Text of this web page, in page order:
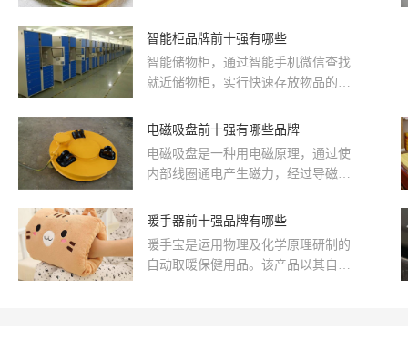
菜、海鲜及蛋等，味道以北方的咸香
智能柜品牌前十强有哪些
智能储物柜，通过智能手机微信查找
就近储物柜，实行快速存放物品的服
游玩双肩双手的压力，而且通过微信
触摸显示器、IC卡维护等多量硬件支
持和维护成本,增强了用户体验。那么
看看吧。
电磁吸盘前十强有哪些品牌
电磁吸盘是一种用电磁原理，通过使
内部线圈通电产生磁力，经过导磁面
住的，通过线圈断电，磁力消失实现
机床附件产品。那么电磁吸盘前十强
有哪些品牌?我们一起来看看吧。
暖手器前十强品牌有哪些
暖手宝是运用物理及化学原理研制的
自动取暖保健用品。该产品以其自动